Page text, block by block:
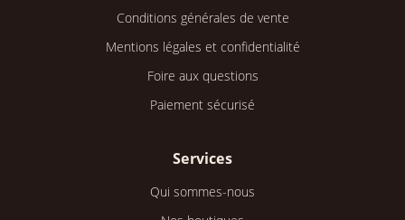
Conditions générales de vente
Mentions légales et confidentialité
Foire aux questions
Paiement sécurisé
Services
Qui sommes-nous